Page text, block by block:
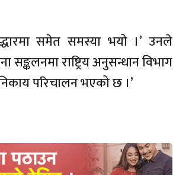
समेत समस्या भयो ।’ उनले
सङ्कलनमाराष्ट्रिय अनुसन्धान विभाग
निकाय परिचालन भएको छ ।’